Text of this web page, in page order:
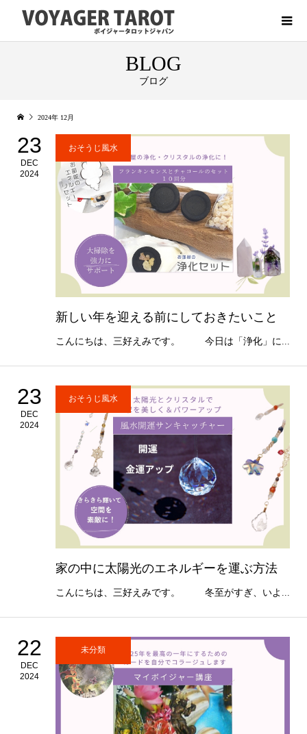
BLOG
ブログ
2024年 12月
23
DEC
2024
おそうじ風水
新しい年を迎える前にしておきたいこと
こんにちは、三好えみです。 今日は「浄化」に...
23
DEC
2024
おそうじ風水
家の中に太陽光のエネルギーを運ぶ方法
こんにちは、三好えみです。 冬至がすぎ、いよ...
22
DEC
2024
未分類